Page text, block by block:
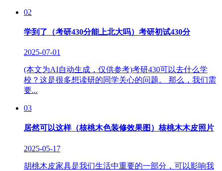
02
学到了（考研430分能上北大吗）考研初试430分
2025-07-01
(本文为AI自动生成，仅供参考)考研430可以去什么学
校？这是很多想读研的同学关心的问题。 那么，我们需
要...
03
居然可以这样（核桃木色装修效果图）核桃木木皮照片
2025-05-17
胡桃木皮家具是我们生活中重要的一部分，可以影响我